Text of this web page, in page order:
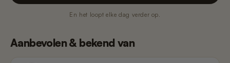
En het loopt elke dag verder op.
Aanbevolen & bekend van